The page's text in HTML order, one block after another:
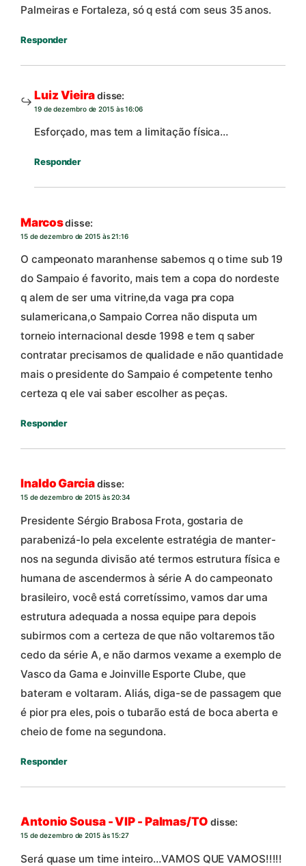
Palmeiras e Fortaleza, só q está com seus 35 anos.
Responder
Luiz Vieiradisse:
19 de dezembro de 2015 às 16:06
Esforçado, mas tem a limitação física…
Responder
Marcosdisse:
15 de dezembro de 2015 às 21:16
O campeonato maranhense sabemos q o time sub 19
do Sampaio é favorito, mais tem a copa do nordeste
q alem de ser uma vitrine,da vaga pra copa
sulamericana,o Sampaio Correa não disputa um
torneio internacional desde 1998 e tem q saber
contratar precisamos de qualidade e não quantidade
mais o presidente do Sampaio é competente tenho
certeza q ele vai saber escolher as peças.
Responder
Inaldo Garciadisse:
15 de dezembro de 2015 às 20:34
Presidente Sérgio Brabosa Frota, gostaria de
parabenizá-lo pela excelente estratégia de manter-
nos na segunda divisão até termos estrutura física e
humana de ascendermos à série A do campeonato
brasileiro, você está corretíssimo, vamos dar uma
estrutura adequada a nossa equipe para depois
subirmos com a certeza de que não voltaremos tão
cedo da série A, e não darmos vexame a exemplo de
Vasco da Gama e Joinville Esporte Clube, que
bateram e voltaram. Aliás, diga-se de passagem que
é pior pra eles, pois o tubarão está de boca aberta e
cheio de fome na segundona.
Responder
Antonio Sousa - VIP - Palmas/TO disse:
15 de dezembro de 2015 às 15:27
Será quase um time inteiro…VAMOS QUE VAMOS!!!!!